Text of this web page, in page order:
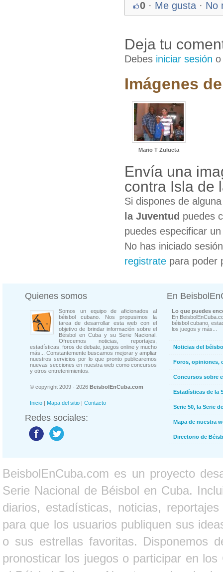
0 · Me gusta · No
Deja tu
Debes iniciar sesión
Imágenes
Mario T Zulueta
Envía una
contra Isla de
Si dispones de
la Juventud puedes
puedes especificar
No has iniciado
registrate para poder
Quienes somos
Somos un equipo de aficionados al
béisbol cubano. Nos propusimos la
tarea de desarrollar esta web con el
objetivo de brindar información sobre el
Béisbol en Cuba y su Serie Nacional.
Ofrecemos noticias, reportajes,
estadísticas, foros de debate, juegos online y mucho
más... Constantemente buscamos mejorar y ampliar
nuestros servicios por lo que pronto publicaremos
nuevas secciones en nuestra web como concursos
y otros entretenimientos.
© copyright 2009 - 2026 BeisbolEnCuba.com
Inicio | Mapa del sitio | Contacto
Redes sociales:
En
Lo que puedes
En
béisbol cubano,
los juegos y más...
Noticias del
Foros, opiniones,
Concursos sobre
Estadísticas de la
Serie 50, la Serie
Mapa de nuestra
Directorio de
BeisbolEnCuba.com es un proyecto
Serie Nacional de Béisbol en Cuba.
diarios, estadísticas, noticias,
para que los usuarios publiquen sus
o sus estrellas favoritas. Disponemos
pronosticar los juegos o participar en